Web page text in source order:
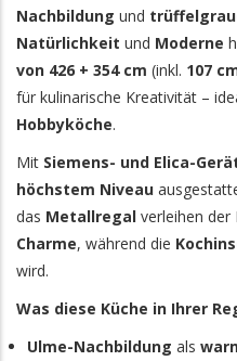
Nachbildung und
Natürlichkeit und Moderne
von 426 + 354 cm (inkl. 107
für kulinarische Kreativität –
Hobbyköche.
Mit Siemens- und Elica-
höchstem Niveau
das Metallregal verleihen der
Charme, während die
wird.
Was diese Küche in Ihrer
Ulme-Nachbildung als